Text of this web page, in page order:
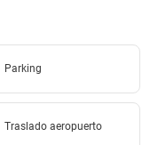
Parking
Traslado aeropuerto